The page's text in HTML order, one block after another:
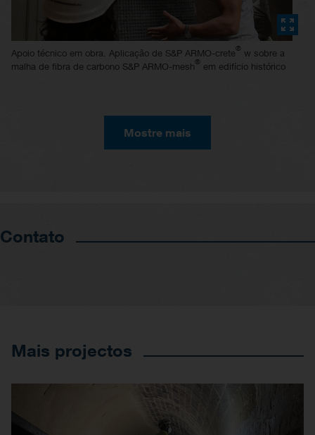
Apoio técnico em obra. Aplicação de S&P ARMO-crete® w sobre a
malha de fibra de carbono S&P ARMO-mesh® em edifício histórico
Mostre mais
Contato
Mais projectos